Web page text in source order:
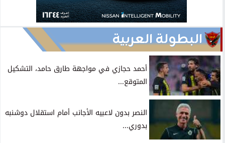
البطولة العربية
أحمد حجازي في مواجهة طارق حامد، التشكيل
المتوقع...
النصر بدون لاعبيه الأجانب أمام استقلال دوشنبه
بدوري...